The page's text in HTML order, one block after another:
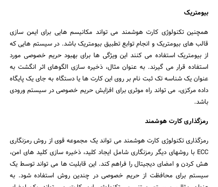
بیومتریک
همچنین تکنولوژی کارت هوشمند می تواند مکانیسم هایی برای ایمن سازی
قالب های بیومتریک و انجام توابع تطبیق بیومتریک باشد. در سیستم هایی که
از بیومتریک استفاده می کنند این ویژگی ها برای بهبود حریم خصوصی مورد
استفاده قرار می گیرند. به عنوان مثال، ذخیره سازی الگوهای اثر انگشت به
عنوان یک شناسه تک ثبت نام بر روی این کارت ها یا دستگاه به جای یک پایگاه
داده مرکزی، می تواند راه موثری برای افزایش حریم خصوصی در سیستم ورودی
باشد.
رمزگذاری کارت هوشمند
رمزگذاری تکنولوژی کارت هوشمند می تواند یک مجموعه قوی از روش رمزنگاری
ECC با روشهای دیگر رمزنگاری شامل ایجاد کلید، ذخیره سازی کلید های امن،
هش کردن و امضای دیجیتال را فراهم کند. این قابلیت ها می تواند توسط یک
سیستم برای محافظت از حریم خصوصی در چندین روش استفاده شود. به